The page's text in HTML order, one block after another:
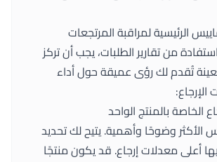
الرئيسية لمراقبة المرتجعات
من تقارير الطلبات، يجب أن تركز
تُقدم لك رؤى عميقة حول أداء
الأكثر وضوحًا وأهمية. يتيح لك تحديد
أعلى معدلات إرجاع. قد يكون منتجًا